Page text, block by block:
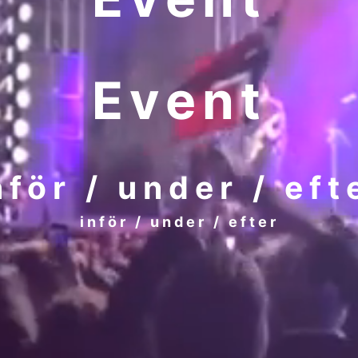
Event
/ under /
inför / under / efter